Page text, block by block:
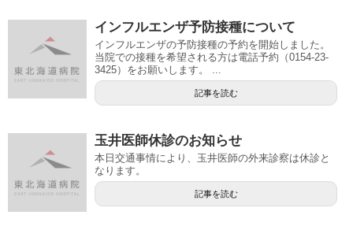
インフルエンザ予防接種について
インフルエンザの予防接種の予約を開始しました。
当院での接種を希望される方は電話予約（0154-23-
3425）をお願いします。 ...
記事を読む
玉井医師休診のお知らせ
本日交通事情により、玉井医師の外来診察は休診と
なります。
記事を読む